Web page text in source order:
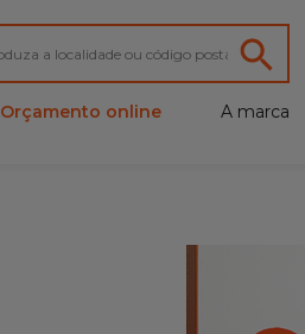
Orçamento online A marca